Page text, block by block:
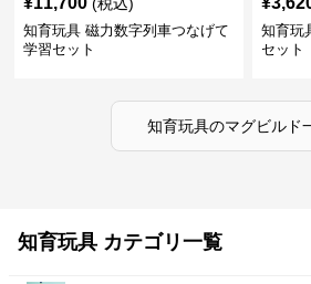
知育玩具 磁力数字列車つなげて
学習セット
知育玩
セット
知育玩具のマグビルド
知育玩具 カテゴリ一覧